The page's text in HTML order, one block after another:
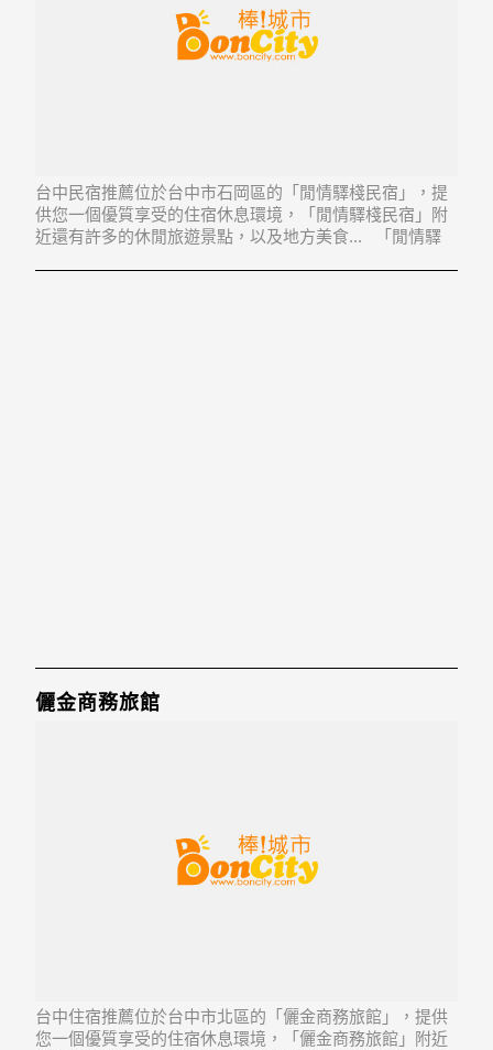
台中民宿推薦位於台中市石岡區的「閒情驛棧民宿」，提
供您一個優質享受的住宿休息環境，「閒情驛棧民宿」附
近還有許多的休閒旅遊景點，以及地方美食... 「閒情驛
儷金商務旅館
台中住宿推薦位於台中市北區的「儷金商務旅館」，提供
您一個優質享受的住宿休息環境，「儷金商務旅館」附近